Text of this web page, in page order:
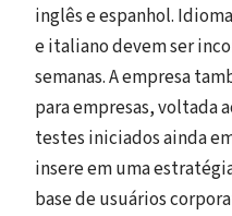
inglês e espanhol.
e italiano devem ser
semanas. A empresa
para empresas, voltada
testes iniciados ainda
insere em uma
base de usuários